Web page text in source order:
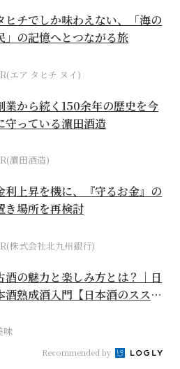
ヒチでしか味わえない、「海の
」の記憶へとつながる旅
エア タヒチ ヌイ)
業から続く150余年の歴史を今
守っている濵田酒造
濵田酒造)
利上昇を機に、『守るお金』の
き場所を再検討
株式会社北九州銀行)
酒の魅力と楽しみ方とは？｜日
酒熟成酒入門【日本酒のスス
味
Recommended by